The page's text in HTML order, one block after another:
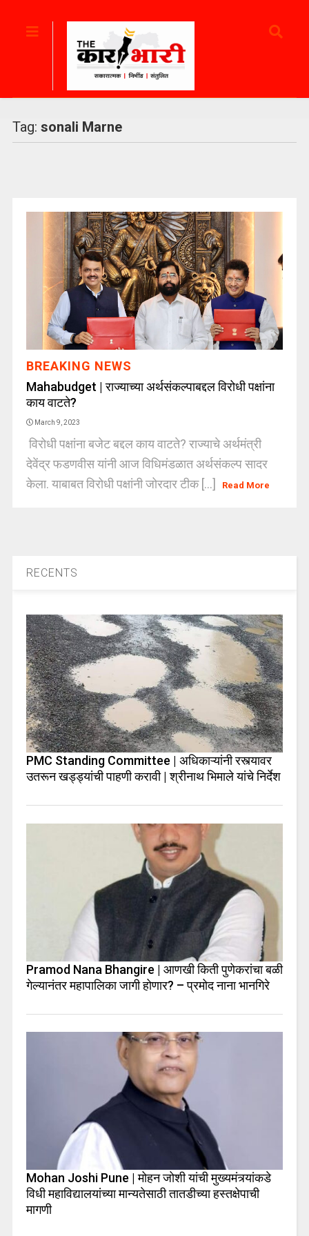
Tag: sonali Marne
BREAKING NEWS
Mahabudget | राज्याच्या अर्थसंकल्पाबद्दल विरोधी पक्षांना
काय वाटते?
March 9, 2023
विरोधी पक्षांना बजेट बद्दल काय वाटते? राज्याचे अर्थमंत्री
देवेंद्र फडणवीस यांनी आज विधिमंडळात अर्थसंकल्प सादर
केला. याबाबत विरोधी पक्षांनी जोरदार टीक [...]
Read More
RECENTS
PMC Standing Committee | अधिकाऱ्यांनी रस्त्यावर
उतरून खड्ड्यांची पाहणी करावी | श्रीनाथ भिमाले यांचे निर्देश
Pramod Nana Bhangire | आणखी किती पुणेकरांचा बळी
गेल्यानंतर महापालिका जागी होणार? – प्रमोद नाना भानगिरे
Mohan Joshi Pune | मोहन जोशी यांची मुख्यमंत्र्यांकडे
विधी महाविद्यालयांच्या मान्यतेसाठी तातडीच्या हस्तक्षेपाची
मागणी